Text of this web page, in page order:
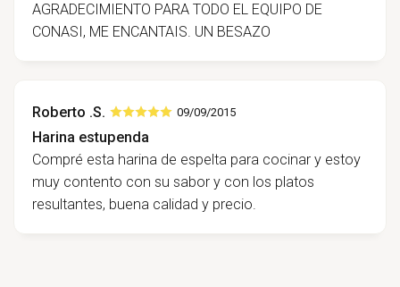
AGRADECIMIENTO PARA TODO EL EQUIPO DE
CONASI, ME ENCANTAIS. UN BESAZO
Roberto .S. 09/09/2015
Harina estupenda
Compré esta harina de espelta para cocinar y estoy
muy contento con su sabor y con los platos
resultantes, buena calidad y precio.